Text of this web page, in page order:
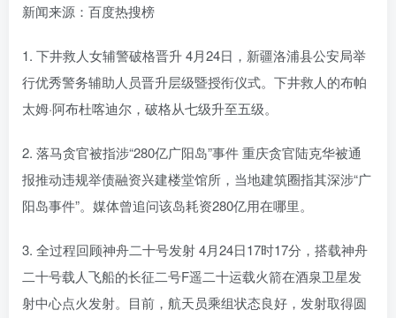
新闻来源：百度热搜榜
1. 下井救人女辅警破格晋升 4月24日，新疆洛浦县公安局举
行优秀警务辅助人员晋升层级暨授衔仪式。下井救人的布帕
太姆·阿布杜喀迪尔，破格从七级升至五级。
2. 落马贪官被指涉“280亿广阳岛”事件 重庆贪官陆克华被通
报推动违规举债融资兴建楼堂馆所，当地建筑圈指其深涉“广
阳岛事件”。媒体曾追问该岛耗资280亿用在哪里。
3. 全过程回顾神舟二十号发射 4月24日17时17分，搭载神舟
二十号载人飞船的长征二号F遥二十运载火箭在酒泉卫星发
射中心点火发射。目前，航天员乘组状态良好，发射取得圆